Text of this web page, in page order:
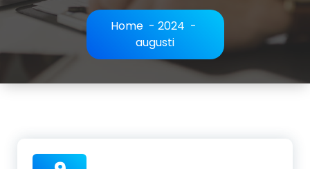
Home - 2024 -
augusti